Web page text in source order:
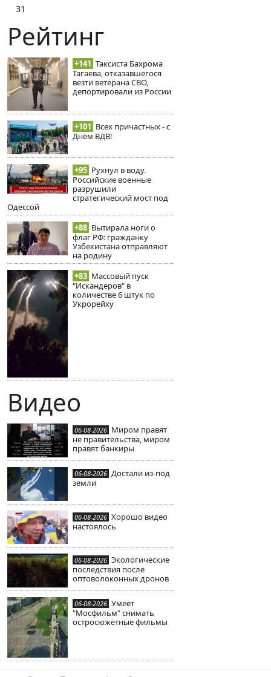
31
Рейтинг
+141 Таксиста Бахрома
Тагаева, отказавшегося
везти ветерана СВО,
депортировали из России
+101 Всех причастных - с
Днём ВДВ!
+95 Рухнул в воду.
Российские военные
разрушили
стратегический мост под
Одессой
+88 Вытирала ноги о
флаг РФ: гражданку
Узбекистана отправляют
на родину
+83 Массовый пуск
"Искандеров" в
количестве 6 штук по
Укрорейху
Видео
06-08-2026 Миром правят
не правительства, миром
правят банкиры
06-08-2026 Достали из-под
земли
06-08-2026 Хорошо видео
настоялось
06-08-2026 Экологические
последствия после
оптоволоконных дронов
06-08-2026 Умеет
"Мосфильм" снимать
остросюжетные фильмы